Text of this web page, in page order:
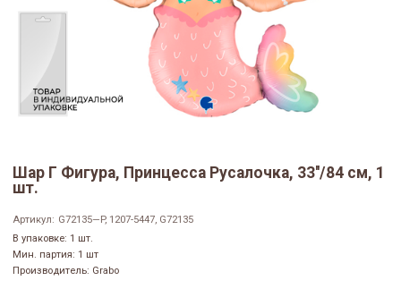
Шар Г Фигура, Принцесса Русалочка, 33''/84 см, 1
шт.
Артикул: G72135—P, 1207-5447, G72135
В упаковке: 1 шт.
Мин. партия: 1 шт
Производитель: Grabo